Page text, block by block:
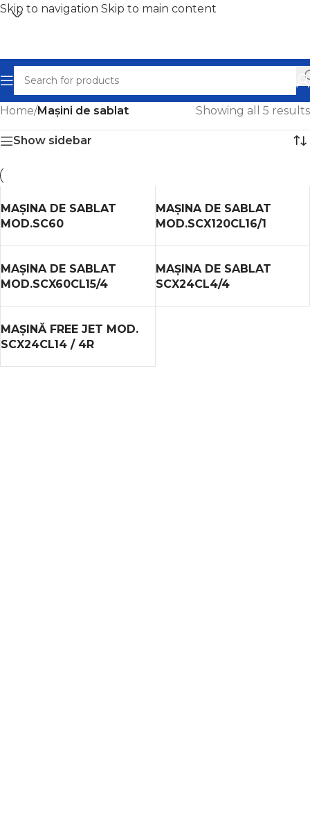
Skip to navigation Skip to main content
Home/Mașini de sablat Showing all 5 results
Show sidebar
MAȘINA DE SABLAT
MOD.SC60
MAȘINA DE SABLAT
MOD.SCX120CL16/1
MAȘINA DE SABLAT
MOD.SCX60CL15/4
MAȘINA DE SABLAT
SCX24CL4/4
MAȘINĂ FREE JET MOD.
SCX24CL14 / 4R